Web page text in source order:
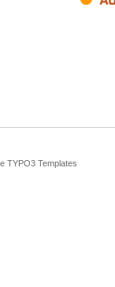
TYPO3 Templates